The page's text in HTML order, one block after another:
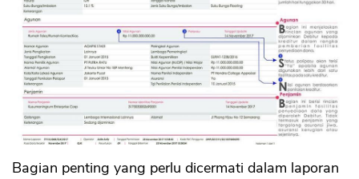
Bagian penting yang perlu dicermati dalam laporan